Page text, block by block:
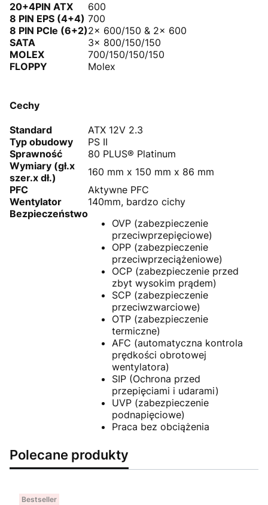
20+4PIN ATX
600
8 PIN EPS (4+4) 700
8 PIN PCIe (6+2)2x 600/150 & 2x 600
SATA
3x 800/150/150
MOLEX
700/150/150/150
FLOPPY
Molex
Cechy
Standard
ATX 12V 2.3
Typ obudowy
PS II
Sprawność
80 PLUS® Platinum
Wymiary (gł.x
szer.x dł.)
160 mm x 150 mm x 86 mm
PFC
Aktywne PFC
Wentylator
140mm, bardzo cichy
Bezpieczeństwo
OVP (zabezpieczenie
przeciwprzepięciowe)
OPP (zabezpieczenie
przeciwprzeciążeniowe)
OCP (zabezpieczenie przed
zbyt wysokim prądem)
SCP (zabezpieczenie
przeciwzwarciowe)
OTP (zabezpieczenie
termiczne)
AFC (automatyczna kontrola
prędkości obrotowej
wentylatora)
SIP (Ochrona przed
przepięciami i udarami)
UVP (zabezpieczenie
podnapięciowe)
Praca bez obciążenia
Polecane produkty
Bestseller